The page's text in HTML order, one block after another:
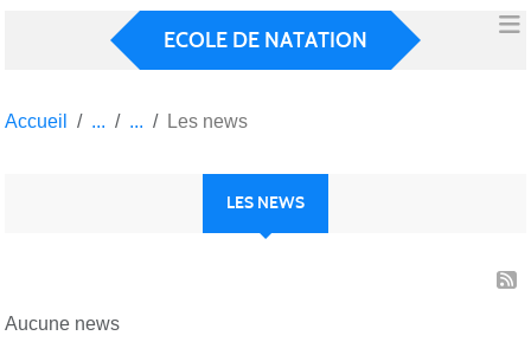
ECOLE DE NATATION
Accueil Les news
LES NEWS
Aucune news